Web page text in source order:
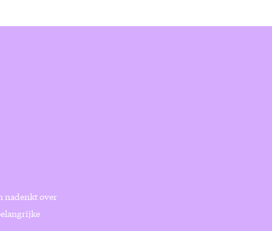
nadenkt over